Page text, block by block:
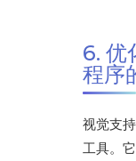
6. 优
程序
视觉支
工具。